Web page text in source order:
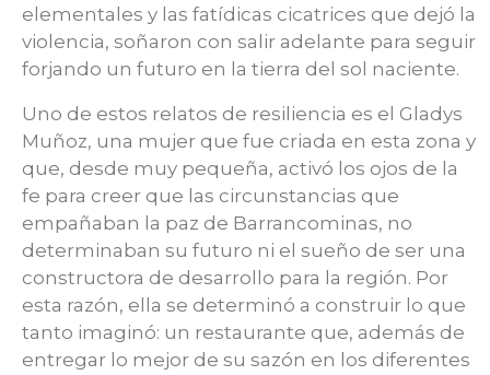
elementales y las fatídicas cicatrices que dejó la
violencia, soñaron con salir adelante para seguir
forjando un futuro en la tierra del sol naciente.
Uno de estos relatos de resiliencia es el Gladys
Muñoz, una mujer que fue criada en esta zona y
que, desde muy pequeña, activó los ojos de la
fe para creer que las circunstancias que
empañaban la paz de Barrancominas, no
determinaban su futuro ni el sueño de ser una
constructora de desarrollo para la región. Por
esta razón, ella se determinó a construir lo que
tanto imaginó: un restaurante que, además de
entregar lo mejor de su sazón en los diferentes